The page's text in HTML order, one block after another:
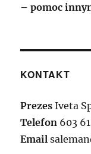
– pomoc
KONTAKT
Prezes Iveta
Telefon 603
Email